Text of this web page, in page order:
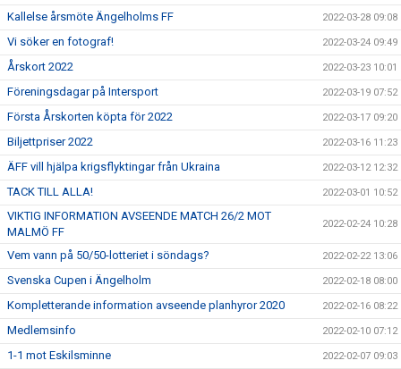
Kallelse årsmöte Ängelholms FF 2022-03-28 09:08
Vi söker en fotograf! 2022-03-24 09:49
Årskort 2022 2022-03-23 10:01
Föreningsdagar på Intersport 2022-03-19 07:52
Första Årskorten köpta för 2022 2022-03-17 09:20
Biljettpriser 2022 2022-03-16 11:23
ÄFF vill hjälpa krigsflyktingar från Ukraina 2022-03-12 12:32
TACK TILL ALLA! 2022-03-01 10:52
VIKTIG INFORMATION AVSEENDE MATCH 26/2 MOT
MALMÖ FF
2022-02-24 10:28
Vem vann på 50/50-lotteriet i söndags? 2022-02-22 13:06
Svenska Cupen i Ängelholm 2022-02-18 08:00
Kompletterande information avseende planhyror 2020 2022-02-16 08:22
Medlemsinfo 2022-02-10 07:12
1-1 mot Eskilsminne 2022-02-07 09:03